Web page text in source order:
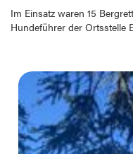
Im Einsatz waren 15
Hundeführer der Ortsstelle